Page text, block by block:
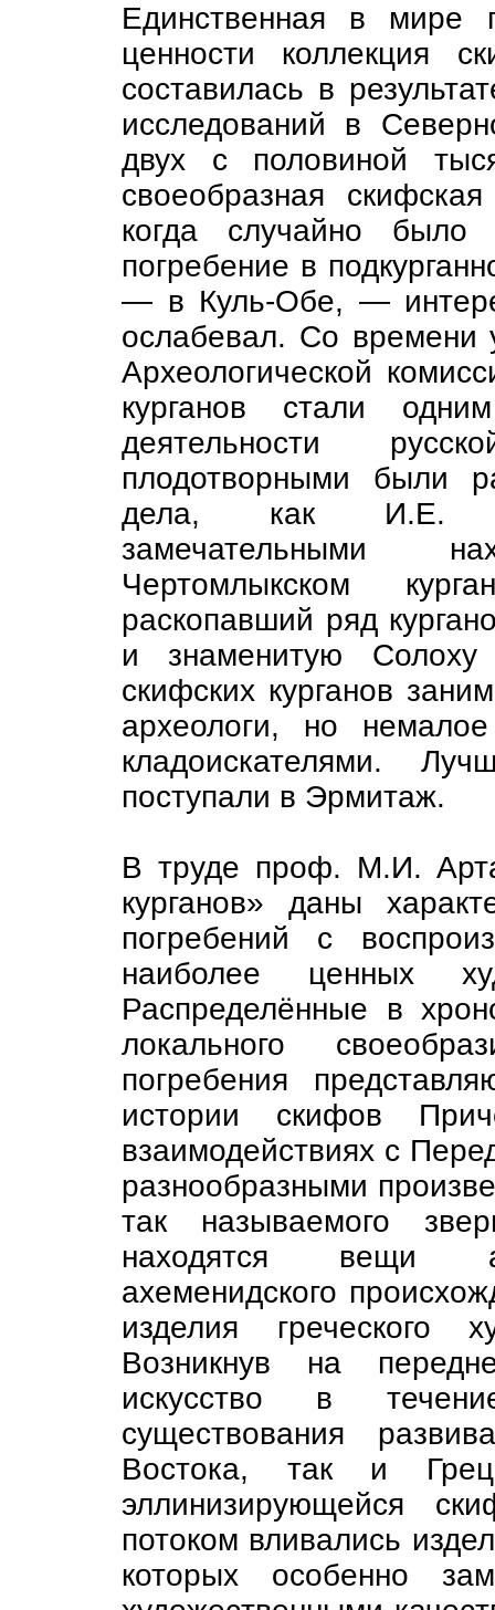
Единственная в мире
ценности коллекция
составилась в
исследований в
двух с половиной
своеобразная
когда случайно было
погребение в
— в Куль-Обе, —
ослабевал. Со времени
Археологической
курганов стали
деятельности
плодотворными были
дела, как И.Е.
замечательными
Чертомлыкском
раскопавший ряд
и знаменитую
скифских курганов
археологи, но
кладоискателями.
поступали в Эрмитаж.
В труде проф. М.И.
курганов» даны
погребений с
наиболее ценных
Распределённые в
локального
погребения
истории скифов
взаимодействиях с
разнообразными
так называемого
находятся вещи
ахеменидского
изделия греческого
Возникнув на
искусство в
существования
Востока, так и
эллинизирующейся
потоком вливались
которых особенно